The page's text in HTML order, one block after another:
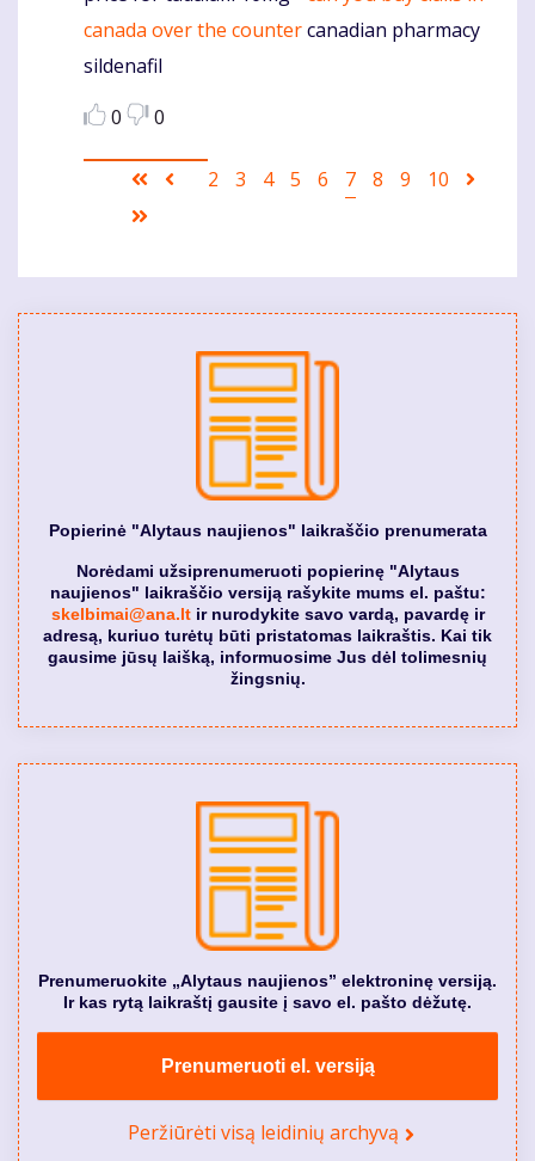
canada over the countercanadian pharmacy
sildenafil
0
0
Pagination
First Ankstesnis
Puslapis
2 Puslapis
3 Puslapis
4 Puslapis
5 Puslapis
6
Current
7 Puslapis
8 Puslapis
9 Puslapis
10
Popierinė "Alytaus naujienos" laikraščio prenumerata
Norėdami užsiprenumeruoti popierinę "Alytaus
naujienos" laikraščio versiją rašykite mums el. paštu:
skelbimai@ana.ltir nurodykite savo vardą, pavardę ir
adresą, kuriuo turėtų būti pristatomas laikraštis. Kai tik
gausime jūsų laišką, informuosime Jus dėl tolimesnių
žingsnių.
Prenumeruokite „Alytaus naujienos” elektroninę versiją.
Ir kas rytą laikraštį gausite į savo el. pašto dėžutę.
Prenumeruoti el. versiją
Peržiūrėti visą leidinių archyvą